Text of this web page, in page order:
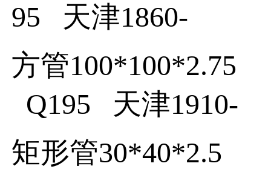
95 天津1860-
方管100*100*2.75
Q195 天津1910-
矩形管30*40*2.5